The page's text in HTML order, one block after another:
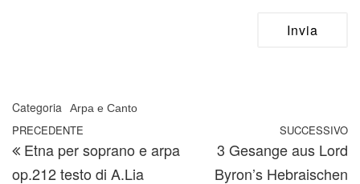
Categoria Arpa e Canto
Navigazione articoli
Articolo precedente
PRECEDENTE
Etna per soprano e arpa
op.212 testo di A.Lia
SUCCESSIVO
3 Gesange aus Lord
Byron’s Hebraischen